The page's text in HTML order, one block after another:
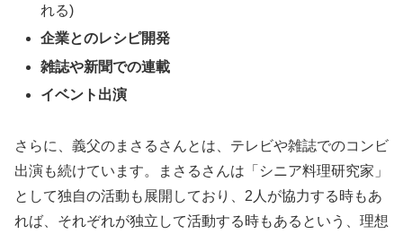
れる)
企業とのレシピ開発
雑誌や新聞での連載
イベント出演
さらに、義父のまさるさんとは、テレビや雑誌でのコンビ
出演も続けています。まさるさんは「シニア料理研究家」
として独自の活動も展開しており、2人が協力する時もあ
れば、それぞれが独立して活動する時もあるという、理想